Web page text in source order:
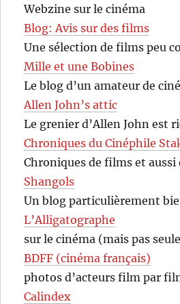
Webzine sur le cinéma
Blog: Avis sur des films
Une sélection de films peu
Mille et une Bobines
Le blog d’un amateur de
Allen John’s attic
Le grenier d’Allen John est
Chroniques du Cinéphile
Chroniques de films et aussi
Shangols
Un blog particulièrement
L’Alligatographe
sur le cinéma (mais pas
BDFF (cinéma français)
photos d’acteurs film par
Calindex